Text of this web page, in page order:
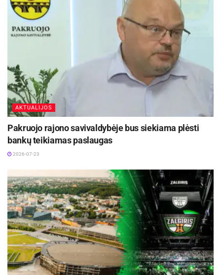
AKTUALIJOS
Pakruojo rajono savivaldybėje bus siekiama plėsti
bankų teikiamas paslaugas
2026-07-23